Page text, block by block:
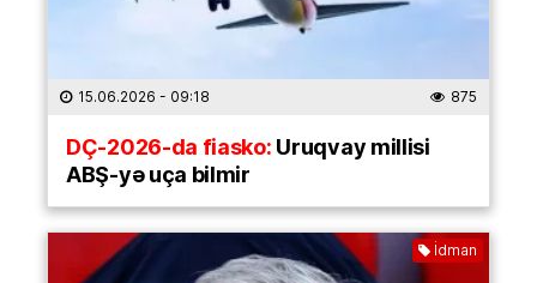
15.06.2026 - 09:18 875
DÇ-2026-da fiasko:Uruqvay millisi
ABŞ-yə uça bilmir
İdman